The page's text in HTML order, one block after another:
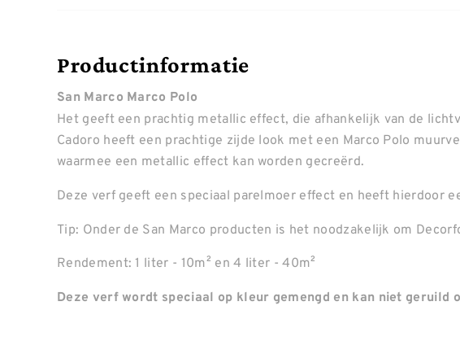
Productinformatie
San Marco Marco Polo
Het geeft een prachtig metallic effect, die afhankelijk van de
Cadoro heeft een prachtige zijde look met een Marco Polo
waarmee een metallic effect kan worden gecreërd.
Deze verf geeft een speciaal parelmoer effect en heeft hierdoor
Tip: Onder de San Marco producten is het noodzakelijk om
Rendement: 1 liter - 10m² en 4 liter - 40m²
Deze verf wordt speciaal op kleur gemengd en kan niet geruild